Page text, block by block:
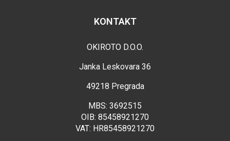
KONTAKT
OKIROTO D.O.O.
Janka Leskovara 36
49218 Pregrada
MBS: 3692515
OIB: 85458921270
VAT: HR85458921270